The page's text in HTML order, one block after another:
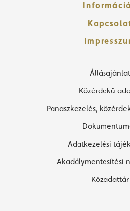
Állásajánlat
Közérdekű
Panaszkezelés,
Adatkezelési
Akadálymentesítési
Közadattár